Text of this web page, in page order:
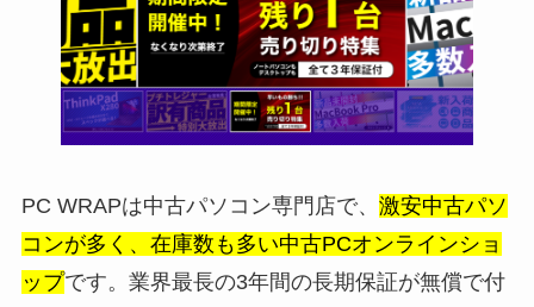
PC WRAPは中古パソコン専門店で、 激安中古パソ
コンが多く、在庫数も多い中古PCオンラインショ
ップです。業界最長の3年間の長期保証が無償で付